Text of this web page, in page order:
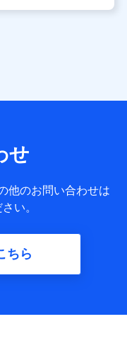
保険関連サービスに
及び被保険者の氏
と被保険者の関係、
料、保険料のお支払
どの情報などが含ま
せ
他のお問い合わせは
い。
ちら